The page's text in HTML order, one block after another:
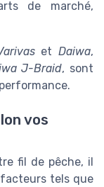
de marché,
etDaiwa,
J-Braid, sont
vos
fil de pêche, il
tels que